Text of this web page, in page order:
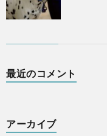
最近のコメント
アーカイブ